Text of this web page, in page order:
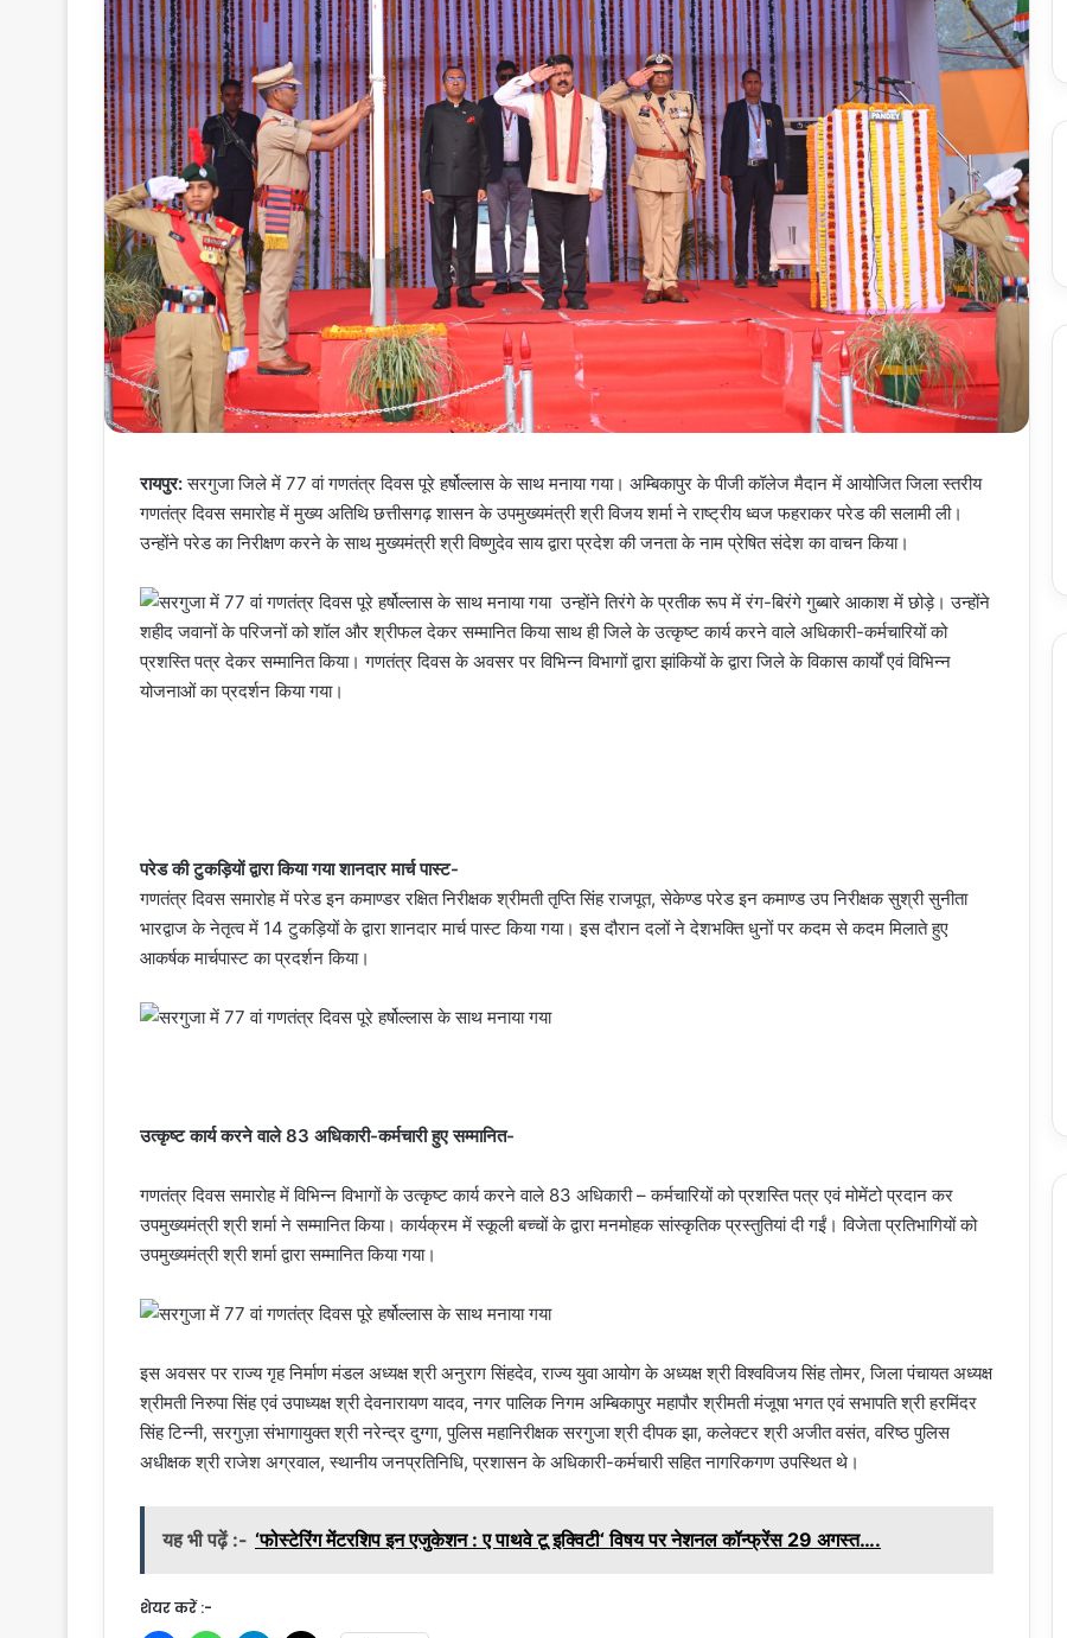
रायपुर:सरगुजा जिले में 77 वां गणतंत्र दिवस पूरे हर्षोल्लास के साथ मनाया गया। अम्बिकापुर के पीजी कॉलेज मैदान में आयोजित जिला स्तरीय
गणतंत्र दिवस समारोह में मुख्य अतिथि छत्तीसगढ़ शासन के उपमुख्यमंत्री श्री विजय शर्मा ने राष्ट्रीय ध्वज फहराकर परेड की सलामी ली।
उन्होंने परेड का निरीक्षण करने के साथ मुख्यमंत्री श्री विष्णुदेव साय द्वारा प्रदेश की जनता के नाम प्रेषित संदेश का वाचन किया।
उन्होंने तिरंगे के प्रतीक रूप में रंग-बिरंगे गुब्बारे आकाश में छोड़े। उन्होंने
शहीद जवानों के परिजनों को शॉल और श्रीफल देकर सम्मानित किया साथ ही जिले के उत्कृष्ट कार्य करने वाले अधिकारी-कर्मचारियों को
प्रशस्ति पत्र देकर सम्मानित किया। गणतंत्र दिवस के अवसर पर विभिन्न विभागों द्वारा झांकियों के द्वारा जिले के विकास कार्यों एवं विभिन्न
योजनाओं का प्रदर्शन किया गया।
परेड की टुकड़ियों द्वारा किया गया शानदार मार्च पास्ट-
गणतंत्र दिवस समारोह में परेड इन कमाण्डर रक्षित निरीक्षक श्रीमती तृप्ति सिंह राजपूत, सेकेण्ड परेड इन कमाण्ड उप निरीक्षक सुश्री सुनीता
भारद्वाज के नेतृत्व में 14 टुकड़ियों के द्वारा शानदार मार्च पास्ट किया गया। इस दौरान दलों ने देशभक्ति धुनों पर कदम से कदम मिलाते हुए
आकर्षक मार्चपास्ट का प्रदर्शन किया।
उत्कृष्ट कार्य करने वाले 83 अधिकारी-कर्मचारी हुए सम्मानित-
गणतंत्र दिवस समारोह में विभिन्न विभागों के उत्कृष्ट कार्य करने वाले 83 अधिकारी – कर्मचारियों को प्रशस्ति पत्र एवं मोमेंटो प्रदान कर
उपमुख्यमंत्री श्री शर्मा ने सम्मानित किया। कार्यक्रम में स्कूली बच्चों के द्वारा मनमोहक सांस्कृतिक प्रस्तुतियां दी गईं। विजेता प्रतिभागियों को
उपमुख्यमंत्री श्री शर्मा द्वारा सम्मानित किया गया।
इस अवसर पर राज्य गृह निर्माण मंडल अध्यक्ष श्री अनुराग सिंहदेव, राज्य युवा आयोग के अध्यक्ष श्री विश्वविजय सिंह तोमर, जिला पंचायत अध्यक्ष
श्रीमती निरुपा सिंह एवं उपाध्यक्ष श्री देवनारायण यादव, नगर पालिक निगम अम्बिकापुर महापौर श्रीमती मंजूषा भगत एवं सभापति श्री हरमिंदर
सिंह टिन्नी, सरगुज़ा संभागायुक्त श्री नरेन्द्र दुग्गा, पुलिस महानिरीक्षक सरगुजा श्री दीपक झा, कलेक्टर श्री अजीत वसंत, वरिष्ठ पुलिस
अधीक्षक श्री राजेश अग्रवाल, स्थानीय जनप्रतिनिधि, प्रशासन के अधिकारी-कर्मचारी सहित नागरिकगण उपस्थित थे।
यह भी पढ़ें :- ‘फोस्टेरिंग मेंटरशिप इन एजुकेशन : ए पाथवे टू इक्विटी‘ विषय पर नेशनल कॉन्फ्रेंस 29 अगस्त….
शेयर करें :-